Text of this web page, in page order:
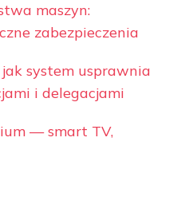
maszyn:
zabezpieczenia
system usprawnia
i delegacjami
— smart TV,